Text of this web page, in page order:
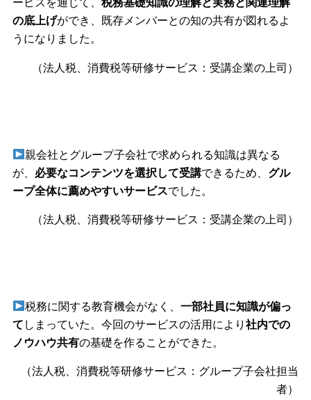
ービスを通じて、 税務基礎知識の理解と実務と関連理解
の底上げができ、既存メンバーとの知の共有が図れるよ
うになりました。
（法人税、消費税等研修サービス：受講企業の上司）
親会社とグループ子会社で求められる知識は異なる
が、 必要なコンテンツを選択して受講できるため、 グル
ープ全体に薦めやすいサービスでした。
（法人税、消費税等研修サービス：受講企業の上司）
税務に関する教育機会がなく、 一部社員に知識が偏っ
て しまっていた。今回のサービスの活用により 社内での
ノウハウ共有の基礎を作ることができた。
（法人税、消費税等研修サービス：グループ子会社担当
者）